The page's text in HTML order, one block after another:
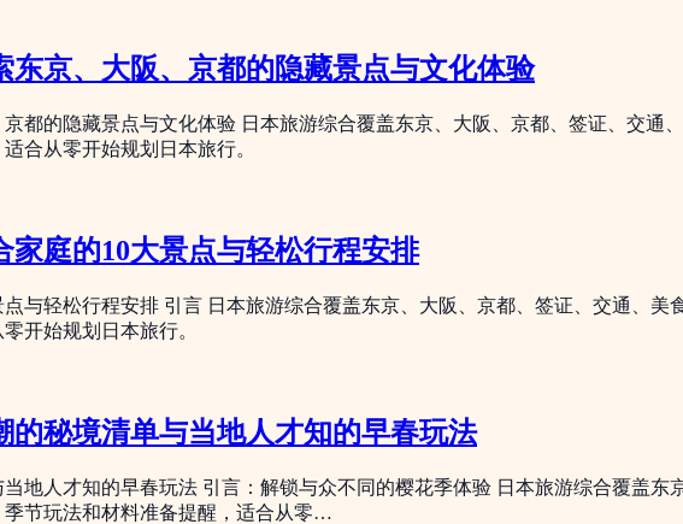
东京、大阪、京都的隐藏景点与文化体验
都的隐藏景点与文化体验 日本旅游综合覆盖东京、大阪、京都、签证、交通
合从零开始规划日本旅行。
家庭的10大景点与轻松行程安排
与轻松行程安排 引言 日本旅游综合覆盖东京、大阪、京都、签证、交通、
开始规划日本旅行。
的秘境清单与当地人才知的早春玩法
地人才知的早春玩法 引言：解锁与众不同的樱花季体验 日本旅游综合覆盖
节玩法和材料准备提醒，适合从零…